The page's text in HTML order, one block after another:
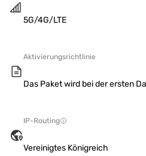
5G/4G/LTE
Aktivierungsrichtlinie
Das Paket wird bei der ersten
IP-Routing
Vereinigtes Königreich